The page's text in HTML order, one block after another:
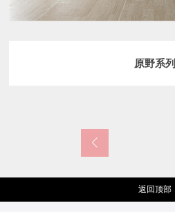
原野系列
返回顶部